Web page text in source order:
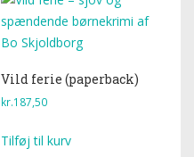
Vild ferie (paperback)
kr.187,50
Tilføj til kurv